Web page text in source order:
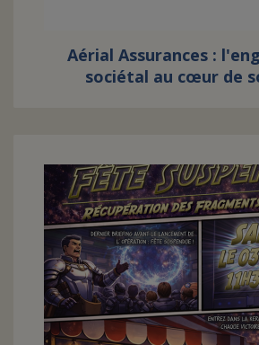
Aérial Assurances :
sociétal au cœur de